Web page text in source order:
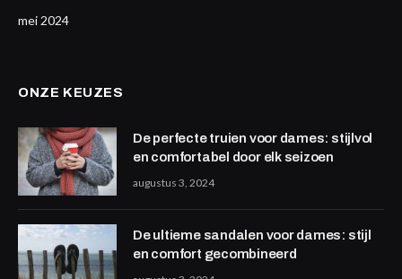
mei 2024
ONZE KEUZES
De perfecte truien voor dames: stijlvol
en comfortabel door elk seizoen
augustus 3, 2024
De ultieme sandalen voor dames: stijl
en comfort gecombineerd